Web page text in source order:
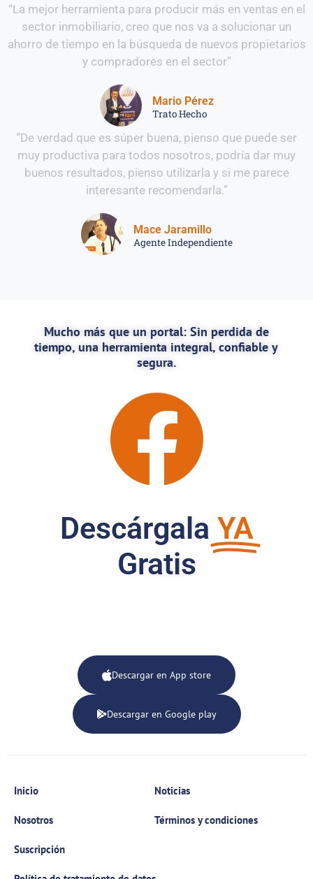
“La mejor herramienta para producir más en ventas en el
sector inmobiliario, creo que nos va a solucionar un
ahorro de tiempo en la búsqueda de nuevos propietarios
y compradores en el sector”
Mario Pérez
Trato Hecho
“De verdad que es súper buena, pienso que puede ser
muy productiva para todos nosotros, podría dar muy
buenos resultados, pienso utilizarla y si me parece
interesante recomendarla.”
Mace Jaramillo
Agente Independiente
Mucho más que un portal:Sin perdida de
tiempo, una herramienta integral, confiable y
segura.
Descárgala YA
Gratis
Descargar en App store
Descargar en Google play
Inicio
Nosotros
Suscripción
Noticias
Términos y condiciones